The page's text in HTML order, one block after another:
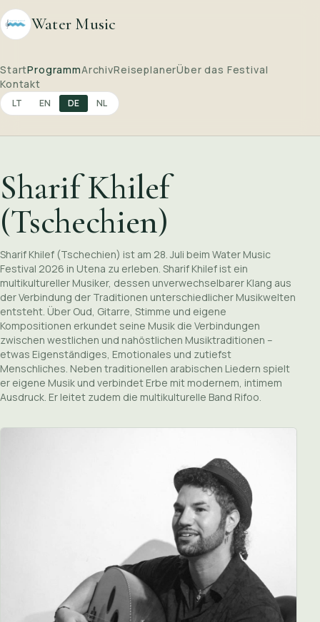
Water Music
StartProgrammArchivReiseplanerÜber das Festival
Kontakt
LT EN DE NL
Sharif Khilef
(Tschechien)
Sharif Khilef (Tschechien) ist am 28. Juli beim Water Music
Festival 2026 in Utena zu erleben. Sharif Khilef ist ein
multikultureller Musiker, dessen unverwechselbarer Klang aus
der Verbindung der Traditionen unterschiedlicher Musikwelten
entsteht. Über Oud, Gitarre, Stimme und eigene
Kompositionen erkundet seine Musik die Verbindungen
zwischen westlichen und nahöstlichen Musiktraditionen –
etwas Eigenständiges, Emotionales und zutiefst
Menschliches. Neben traditionellen arabischen Liedern spielt
er eigene Musik und verbindet Erbe mit modernem, intimem
Ausdruck. Er leitet zudem die multikulturelle Band Rifoo.